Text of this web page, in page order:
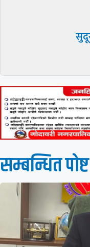
सम्बन्धित पाेष्ट